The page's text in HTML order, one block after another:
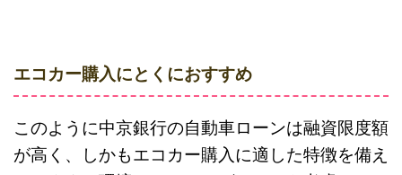
エコカー購入にとくにおすすめ
このように中京銀行の自動車ローンは融資限度額
が高く、しかもエコカー購入に適した特徴を備え